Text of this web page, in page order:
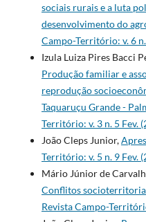
sociais rurais e a luta
desenvolvimento do
Campo-Território: v. 6
Izula Luiza Pires Bacci
Produção familiar e
reprodução
Taquaruçu Grande -
Território: v. 3 n. 5 Fev.
João Cleps Junior,
Território: v. 5 n. 9 Fev.
Mário Júnior de
Conflitos
Revista Campo-